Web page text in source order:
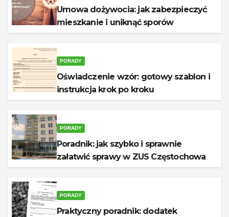
Umowa dożywocia: jak zabezpieczyć
mieszkanie i uniknąć sporów
PORADY
Oświadczenie wzór: gotowy szablon i
instrukcja krok po kroku
PORADY
Poradnik: jak szybko i sprawnie
załatwić sprawy w ZUS Częstochowa
PORADY
Praktyczny poradnik: dodatek